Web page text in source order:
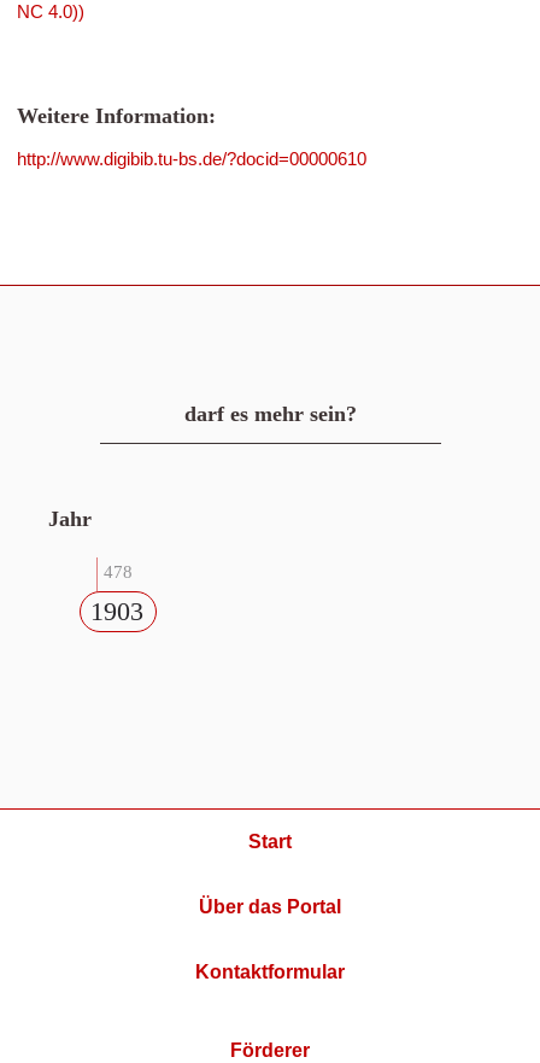
NC 4.0))
Weitere Information:
http://www.digibib.tu-bs.de/?docid=00000610
darf es mehr sein?
Jahr
478
1903
Start
Über das Portal
Kontaktformular
Förderer